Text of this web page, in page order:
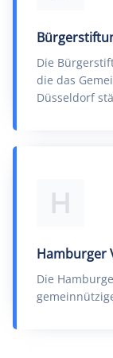
Die
die das
Düsseldorf
H
Hamburger
Die